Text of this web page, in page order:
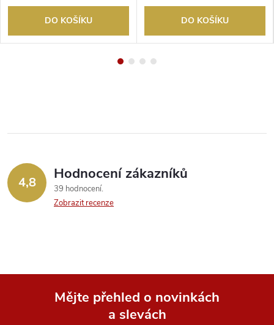
DO KOŠÍKU DO KOŠÍKU
4,8 Hodnocení zákazníků
39 hodnocení
Zobrazit recenze
Mějte přehled o novinkách
a slevách